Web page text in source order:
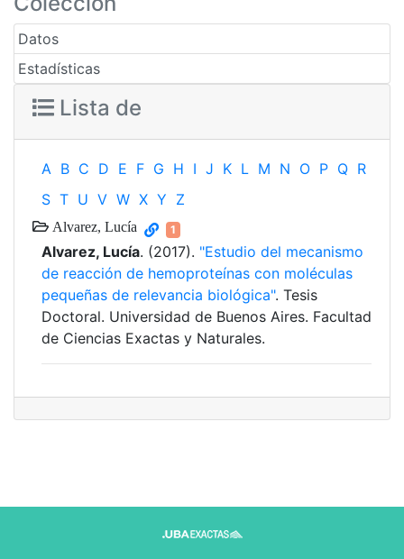
Datos
Estadísticas
Lista de
A B C D E F G H I J K L M N O P Q R
S T U V W X Y Z
Alvarez, Lucía 1
Alvarez, Lucía. (2017). "Estudio del mecanismo
de reacción de hemoproteínas con moléculas
pequeñas de relevancia biológica". Tesis
Doctoral. Universidad de Buenos Aires. Facultad
de Ciencias Exactas y Naturales.